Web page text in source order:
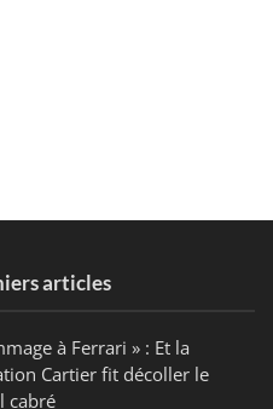
articles
à Ferrari » : Et la
Cartier fit décoller le
cabré